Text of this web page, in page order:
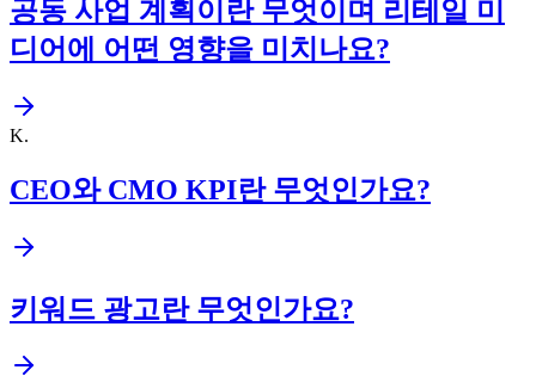
공동 사업 계획이란 무엇이며 리테일 미
디어에 어떤 영향을 미치나요?
K.
CEO와 CMO KPI란 무엇인가요?
키워드 광고란 무엇인가요?